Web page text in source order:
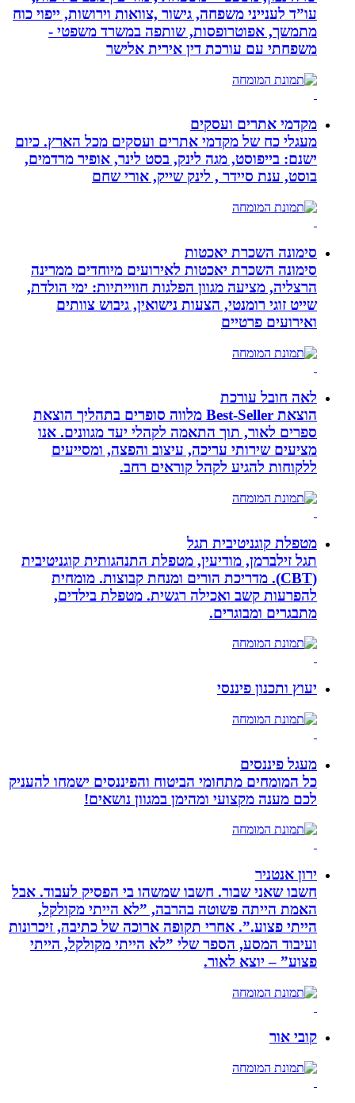
עו”ד לענייני משפחה, גישור ,צוואות וירושות, ייפוי כוח
מתמשך, אפוטרופסות, שותפה במשרד משפטי -
משפחתי עם עורכת דין אירית אלישר
מקדמי אתרים ועסקים
מעגלי כח של מקדמי אתרים ועסקים מכל הארץ. כיום
ישנם: בייפוסט, מגה לינק, בסט לינר, אופיר מרדמים,
בוסט, ענת סיידר , לינק שייק, אורי שחם
סימונה השכרת יאכטות
סימונה השכרת יאכטות לאירועים מיוחדים ממרינה
הרצליה, מציעה מגוון הפלגות חווייתיות: ימי הולדת,
שייט זוגי רומנטי, הצעות נישואין, גיבוש צוותים
ואירועים פרטיים
לאה חובל עורכת
הוצאת Best-Seller מלווה סופרים בתהליך הוצאת
ספרים לאור, תוך התאמה לקהלי יעד מגוונים. אנו
מציעים שירותי עריכה, עיצוב והפצה, ומסייעים
ללקוחות להגיע לקהל קוראים רחב.
מטפלת קוגניטיבית תגל
תגל זילברמן, מודיעין, מטפלת התנהגותית קוגניטיבית
(CBT). מדריכת הורים ומנחת קבוצות. מומחית
להפרעות קשב ואכילה רגשית. מטפלת בילדים,
מתבגרים ומבוגרים.
יעוץ ותכנון פיננסי
מעגל פיננסים
כל המומחים מתחומי הביטוח והפיננסים ישמחו להעניק
לכם מענה מקצועי ומהימן במגוון נושאים!
ירון אנטניר
חשבו שאני שבור. חשבו שמשהו בי הפסיק לעבוד. אבל
האמת הייתה פשוטה בהרבה, ”לא הייתי מקולקל,
הייתי פצוע.”. אחרי תקופה ארוכה של כתיבה, זיכרונות
ועיבוד המסע, הספר שלי ”לא הייתי מקולקל, הייתי
פצוע” – יוצא לאור.
קובי אור